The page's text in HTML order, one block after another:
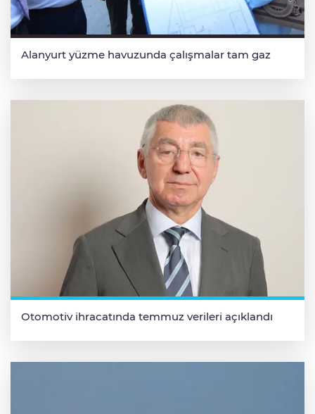
Alanyurt yüzme havuzunda çalışmalar tam gaz
Otomotiv ihracatında temmuz verileri açıklandı